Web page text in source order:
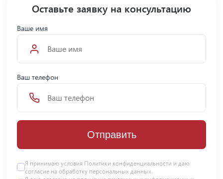
Оставьте заявку на консультацию
Ваше имя
Ваш телефон
Отправить
Я принимаю условия Политики конфиденциальности и даю
согласие на обработку персональных данных.